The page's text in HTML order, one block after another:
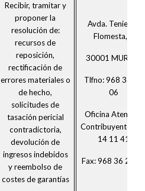
Recibir, tramitar y
proponer la
resolución de:
recursos de
reposición,
rectificación de
errores materiales o
de hecho,
solicitudes de
tasación pericial
contradictoria,
devolución de
ingresos indebidos
y reembolso de
costes de garantías
Avda. Teniente
Flomesta, 3
30001 MURCIA
Tlfno: 968 36 25
06
Oficina Atención
14 11 41
Fax: 968 36 26 04